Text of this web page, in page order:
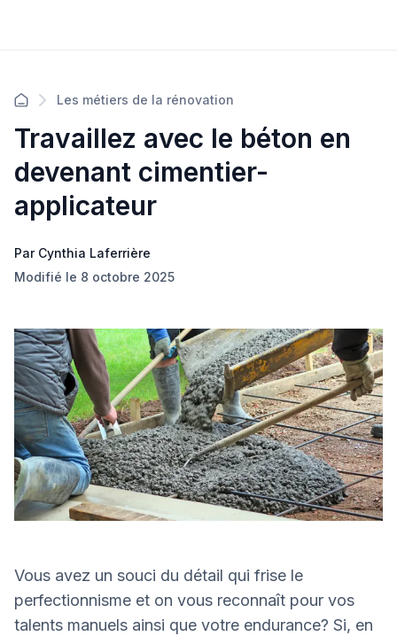
Les métiers de la rénovation
Travaillez avec le béton en
devenant cimentier-
applicateur
Par Cynthia Laferrière
Modifié le 8 octobre 2025
Vous avez un souci du détail qui frise le
perfectionnisme et on vous reconnaît pour vos
talents manuels ainsi que votre endurance? Si, en